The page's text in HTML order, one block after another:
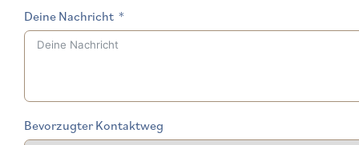
Deine Nachricht
Bevorzugter Kontaktweg